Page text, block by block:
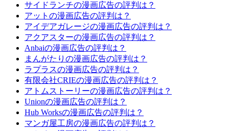
サイドランチの漫画広告の評判は？
アットの漫画広告の評判は？
アイデアガレージの漫画広告の評判は？
アクアスターの漫画広告の評判は？
Anbaiの漫画広告の評判は？
まんがたりの漫画広告の評判は？
ラプラスの漫画広告の評判は？
有限会社CRIEの漫画広告の評判は？
アトムストーリーの漫画広告の評判は？
Unionの漫画広告の評判は？
Hub Worksの漫画広告の評判は？
マンガ屋工房の漫画広告の評判は？